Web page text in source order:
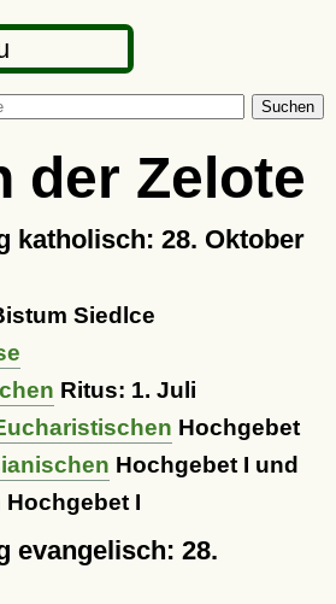
Suchen
der Zelote
katholisch: 28. Oktober
Siedlce
Ritus: 1. Juli
Hochgebet
Hochgebet I und
I
evangelisch: 28.